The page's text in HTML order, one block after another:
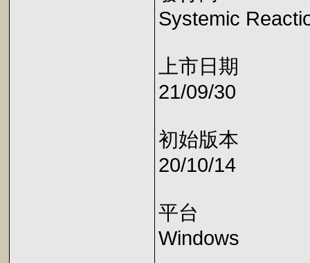
Systemic
上市日期
21/09/30
初始版本
20/10/14
平台
Windows